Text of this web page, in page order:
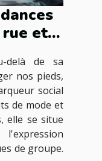
rue et
delà de sa
nos pieds,
social
de mode et
elle se situe
de groupe.